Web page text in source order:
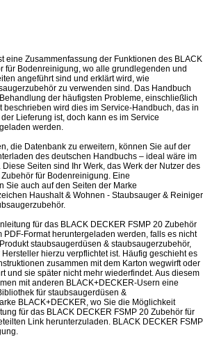
eine Zusammenfassung der Funktionen des BLACK
für Bodenreinigung, wo alle grundlegenden und
angeführt sind und erklärt wird, wie
zu verwenden sind. Das Handbuch
der häufigsten Probleme, einschließlich
beschrieben wird dies im Service-Handbuch, das in
Lieferung ist, doch kann es im Service
werden.
die Datenbank zu erweitern, können Sie auf der
des deutschen Handbuchs – ideal wäre im
Seiten sind Ihr Werk, das Werk der Nutzer des
für Bodenreinigung. Eine
Sie auch auf den Seiten der Marke
Haushalt & Wohnen - Staubsauger & Reiniger
für das BLACK DECKER FSMP 20 Zubehör
Format heruntergeladen werden, falls es nicht
staubsaugerdüsen & staubsaugerzubehör,
hierzu verpflichtet ist. Häufig geschieht es
zusammen mit dem Karton wegwirft oder
und sie später nicht mehr wiederfindet. Aus diesem
mit anderen BLACK+DECKER-Usern eine
für staubsaugerdüsen &
BLACK+DECKER, wo Sie die Möglichkeit
für das BLACK DECKER FSMP 20 Zubehör für
Link herunterzuladen. BLACK DECKER FSMP